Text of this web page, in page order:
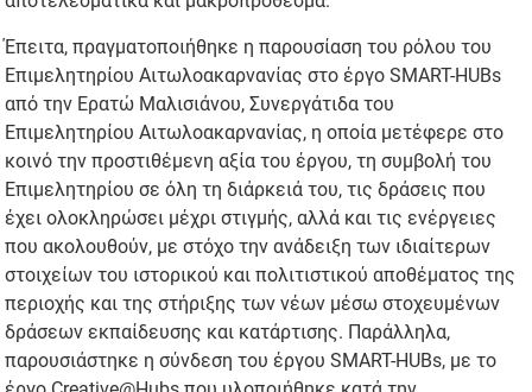
Έπειτα, πραγματοποιήθηκε η παρουσίαση του ρόλου του
Επιμελητηρίου Αιτωλοακαρνανίας στο έργο SMART-HUBs
από την Ερατώ Μαλισιάνου, Συνεργάτιδα του
Επιμελητηρίου Αιτωλοακαρνανίας, η οποία μετέφερε στο
κοινό την προστιθέμενη αξία του έργου, τη συμβολή του
Επιμελητηρίου σε όλη τη διάρκειά του, τις δράσεις που
έχει ολοκληρώσει μέχρι στιγμής, αλλά και τις ενέργειες
που ακολουθούν, με στόχο την ανάδειξη των ιδιαίτερων
στοιχείων του ιστορικού και πολιτιστικού αποθέματος της
περιοχής και της στήριξης των νέων μέσω στοχευμένων
δράσεων εκπαίδευσης και κατάρτισης. Παράλληλα,
παρουσιάστηκε η σύνδεση του έργου SMART-HUBs, με το